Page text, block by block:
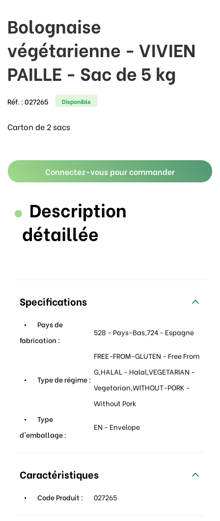
Bolognaise
végétarienne - VIVIEN
PAILLE - Sac de 5 kg
Réf. :027265 Disponible
Carton de 2 sacs
Connectez-vous pour commander
Description
détaillée
Specifications
Pays de
fabrication :
528 - Pays-Bas,724 - Espagne
Type de régime :
FREE-FROM-GLUTEN - Free From
G,HALAL - Halal,VEGETARIAN -
Vegetarian,WITHOUT-PORK -
Without Pork
Type
d'emballage :
EN - Envelope
Caractéristiques
Code Produit : 027265